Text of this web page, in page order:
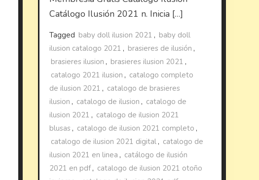
Catálogo Ilusión 2021 n. Inicia […]
Tagged baby doll ilusion 2021 , baby doll
ilusion catalogo 2021 , brasieres de ilusión ,
brasieres ilusion , brasieres ilusion 2021 ,
catalogo 2021 ilusion , catalogo completo
de ilusion 2021 , catalogo de brasieres
ilusion , catalogo de ilusion , catalogo de
ilusion 2021 , catalogo de ilusion 2021
blusas , catalogo de ilusion 2021 completo ,
catalogo de ilusion 2021 digital , catalogo de
ilusion 2021 en linea , catálogo de ilusión
2021 en pdf, catalogo de ilusion 2021 otoño